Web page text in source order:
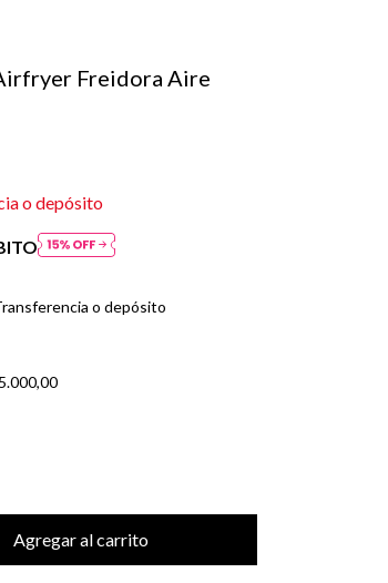
Freidora Aire
o depósito
o depósito